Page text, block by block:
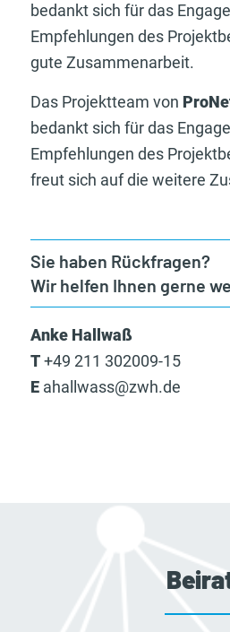
bedankt sich für das
Empfehlungen des
gute Zusammenarbeit.
Das Projektteam von
bedankt sich für das
Empfehlungen des
freut sich auf die weitere
Sie haben Rückfragen?
Wir helfen Ihnen gerne
Anke Hallwaß
T +49 211 302009-15
E ahallwass@zwh.de